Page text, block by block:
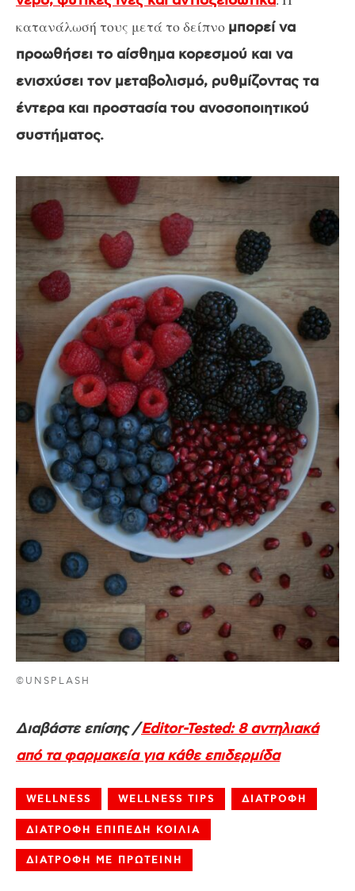
κατανάλωσή τους μετά το δείπνο μπορεί να
προωθήσει το αίσθημα κορεσμού και να
ενισχύσει τον μεταβολισμό, ρυθμίζοντας τα
έντερα και προστασία του ανοσοποιητικού
συστήματος.
©UNSPLASH
Διαβάστε επίσης /Editor-Tested: 8 αντηλιακά
από τα φαρμακεία για κάθε επιδερμίδα
WELLNESS WELLNESS TIPS ΔΙΑΤΡΟΦΗ
ΔΙΑΤΡΟΦΗ ΕΠΙΠΕΔΗ ΚΟΙΛΙΑ
ΔΙΑΤΡΟΦΗ ΜΕ ΠΡΩΤΕΙΝΗ